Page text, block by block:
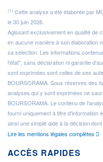
(1) Cette analyse a été élaborée par
le 30 juin 2026.
Agissant exclusivement en qualité de
en aucune manière à son élaboration
sa sélection. Les informations
l'état", sans déclaration ni garantie
sont exprimées sont celles de ses
BOURSORAMA. Sous réserves des
analyses qui y sont exprimées ne
BOURSORAMA. Le contenu de
fourni uniquement à titre d'information
ainsi une simple aide à la décision
Lire les mentions légales complètes
ACCÈS RAPIDES